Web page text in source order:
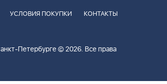
УСЛОВИЯ ПОКУПКИ КОНТАКТЫ
Петербурге © 2026. Все права